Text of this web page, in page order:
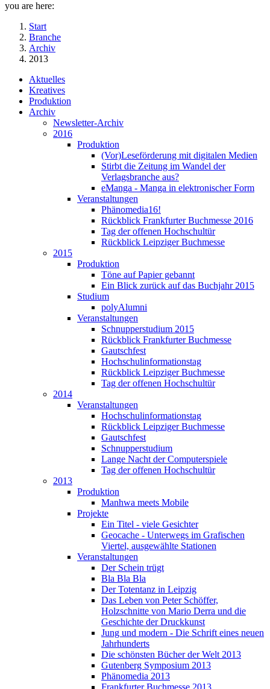
you are here:
Start
Branche
Archiv
2013
Aktuelles
Kreatives
Produktion
Archiv
Newsletter-Archiv
2016
Produktion
(Vor)Leseförderung mit digitalen Medien
Stirbt die Zeitung im Wandel der
Verlagsbranche aus?
eManga - Manga in elektronischer Form
Veranstaltungen
Phänomedia16!
Rückblick Frankfurter Buchmesse 2016
Tag der offenen Hochschultür
Rückblick Leipziger Buchmesse
2015
Produktion
Töne auf Papier gebannt
Ein Blick zurück auf das Buchjahr 2015
Studium
polyAlumni
Veranstaltungen
Schnupperstudium 2015
Rückblick Frankfurter Buchmesse
Gautschfest
Hochschulinformationstag
Rückblick Leipziger Buchmesse
Tag der offenen Hochschultür
2014
Veranstaltungen
Hochschulinformationstag
Rückblick Leipziger Buchmesse
Gautschfest
Schnupperstudium
Lange Nacht der Computerspiele
Tag der offenen Hochschultür
2013
Produktion
Manhwa meets Mobile
Projekte
Ein Titel - viele Gesichter
Geocache - Unterwegs im Grafischen
Viertel, ausgewählte Stationen
Veranstaltungen
Der Schein trügt
Bla Bla Bla
Der Totentanz in Leipzig
Das Leben von Peter Schöffer,
Holzschnitte von Mario Derra und die
Geschichte der Druckkunst
Jung und modern - Die Schrift eines neuen
Jahrhunderts
Die schönsten Bücher der Welt 2013
Gutenberg Symposium 2013
Phänomedia 2013